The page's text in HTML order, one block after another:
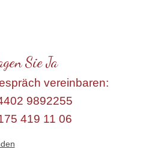
Sie Ja
vereinbaren:
9892255
419 11 06